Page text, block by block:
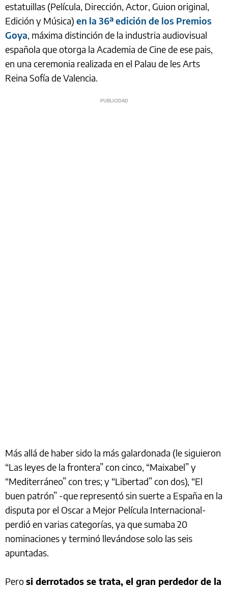
estatuillas (Película, Dirección, Actor, Guion original,
Edición y Música) en la 36ª edición de los Premios
Goya, máxima distinción de la industria audiovisual
española que otorga la Academia de Cine de ese pais,
en una ceremonia realizada en el Palau de les Arts
Reina Sofía de Valencia.
Más allá de haber sido la más galardonada (le siguieron
“Las leyes de la frontera” con cinco, “Maixabel” y
“Mediterráneo” con tres; y “Libertad” con dos), “El
buen patrón” -que representó sin suerte a España en la
disputa por el Oscar a Mejor Película Internacional-
perdió en varias categorías, ya que sumaba 20
nominaciones y terminó llevándose solo las seis
apuntadas.
Perosi derrotados se trata, el gran perdedor de la